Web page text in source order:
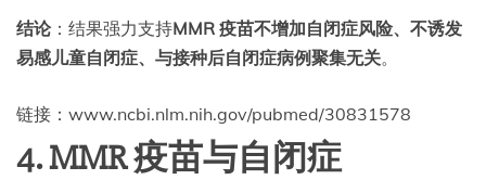
结论：结果强力支持MMR 疫苗不增加自闭症风险、不诱发
易感儿童自闭症、与接种后自闭症病例聚集无关。
链接：www.ncbi.nlm.nih.gov/pubmed/30831578
4. MMR 疫苗与自闭症